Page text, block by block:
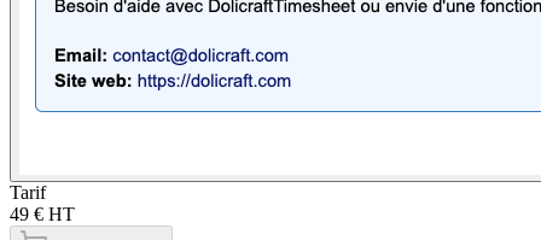
Tarif
49 € HT